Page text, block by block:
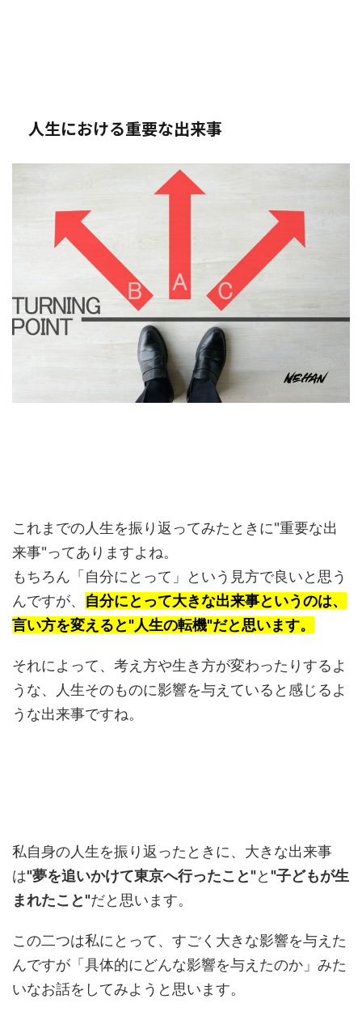
人生における重要な出来事
これまでの人生を振り返ってみたときに"重要な出
来事"ってありますよね。
もちろん「自分にとって」という見方で良いと思う
んですが、 自分にとって大きな出来事というのは、
言い方を変えると"人生の転機"だと思います。
それによって、考え方や生き方が変わったりするよ
うな、人生そのものに影響を与えていると感じるよ
うな出来事ですね。
私自身の人生を振り返ったときに、大きな出来事
は"夢を追いかけて東京へ行ったこと"と "子どもが生
まれたこと"だと思います。
この二つは私にとって、すごく大きな影響を与えた
んですが「具体的にどんな影響を与えたのか」みた
いなお話をしてみようと思います。